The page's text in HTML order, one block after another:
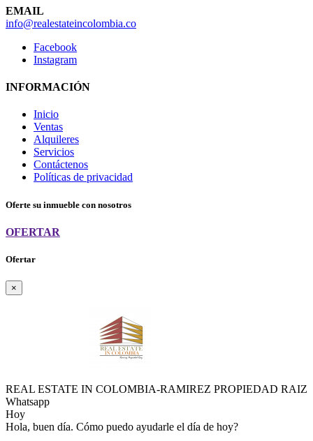
EMAIL
info@realestateincolombia.co
Facebook
Instagram
INFORMACIÓN
Inicio
Ventas
Alquileres
Servicios
Contáctenos
Políticas de privacidad
Oferte su inmueble con nosotros
OFERTAR
Ofertar
×
REAL ESTATE IN COLOMBIA-RAMIREZ PROPIEDAD RAIZ
Whatsapp
Hoy
Hola, buen día. Cómo puedo ayudarle el día de hoy?